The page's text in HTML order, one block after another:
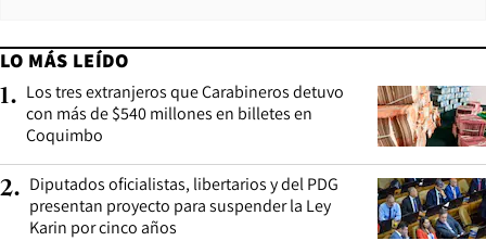
LO MÁS LEÍDO
1. Los tres extranjeros que Carabineros detuvo
con más de $540 millones en billetes en
Coquimbo
2. Diputados oficialistas, libertarios y del PDG
presentan proyecto para suspender la Ley
Karin por cinco años